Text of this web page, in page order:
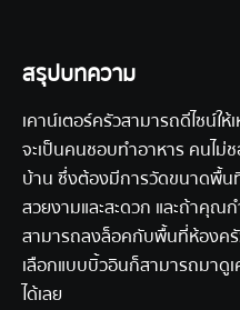
สรุปบทความ
เคาน์เตอร์ครัวสามารถดีไซน์ใ
จะเป็นคนชอบทำอาหาร คนไ
บ้าน ซึ่งต้องมีการวัดขนาดพื้น
สวยงามและสะดวก และถ้าคุ
สามารถลงล็อคกับพื้นที่ห้องค
เลือกแบบบิ้วอินก็สามารถมาดู
ได้เลย